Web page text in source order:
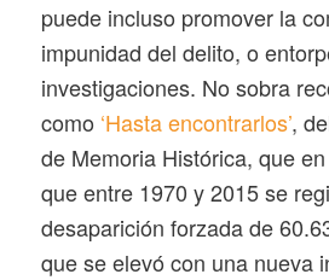
puede incluso promover la
impunidad del delito, o
investigaciones. No sobra
como ‘Hasta encontrarlos’,
de Memoria Histórica, que
que entre 1970 y 2015 se
desaparición forzada de
que se elevó con una nueva